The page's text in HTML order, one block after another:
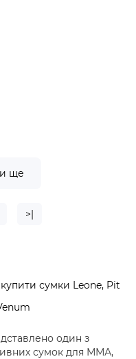
ще
>|
сумки Leone, Pit
один з
сумок для ММА,